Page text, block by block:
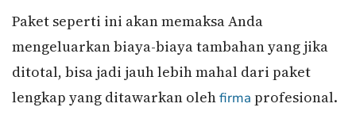
Paket seperti ini akan memaksa Anda
mengeluarkan biaya-biaya tambahan yang jika
ditotal, bisa jadi jauh lebih mahal dari paket
lengkap yang ditawarkan olehfirma profesional.